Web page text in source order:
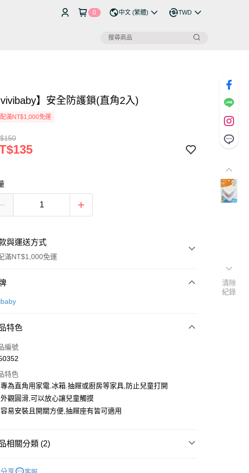
0 中文 (繁體) TWD
vivibaby】安全防護鎖(直角2入)
滿NT$1,000免運
與運送方式
滿NT$1,000免運
方式
卡一次付款
付
付款
送方式
NT$150，滿NT$1,000(含以上)免運費
特色
編號
特色
專為直角用家電.冰箱.抽屜或廚房等家具,防止兒童打開
外觀圓滑,可以放心讓兒童觸摸
容易安裝且開關方便,抽屜座有皆可適用
相關分類 (2)
客服
清除
紀錄